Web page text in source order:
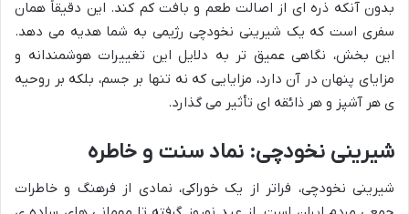
بدون آنکه ذره ای از اصالت طعم و بافت کم کند. این دقیقاً همان
سفری است که یک شیرینی نخودچی رژیمی به شما هدیه می دهد.
این بخش، نگاهی عمیق تر به دلایل این تغییرات هوشمندانه و
مزایای پنهان در آن دارد، مزایایی که نه تنها بر جسم، بلکه بر روحیه
ی هر آشپز و هر ذائقه ای تأثیر می گذارد.
شیرینی نخودچی: نماد سنت و خاطره
شیرینی نخودچی، فراتر از یک خوراکی، نمادی از فرهنگ و خاطرات